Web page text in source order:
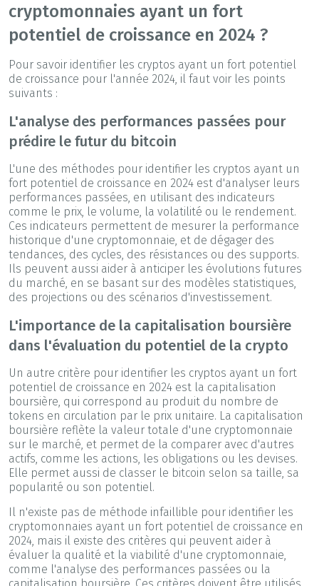
cryptomonnaies ayant un fort
potentiel de croissance en 2024 ?
Pour savoir identifier les cryptos ayant un fort potentiel
de croissance pour l'année 2024, il faut voir les points
suivants :
L'analyse des performances passées pour
prédire le futur du bitcoin
L'une des méthodes pour identifier les cryptos ayant un
fort potentiel de croissance en 2024 est d'analyser leurs
performances passées, en utilisant des indicateurs
comme le prix, le volume, la volatilité ou le rendement.
Ces indicateurs permettent de mesurer la performance
historique d'une cryptomonnaie, et de dégager des
tendances, des cycles, des résistances ou des supports.
Ils peuvent aussi aider à anticiper les évolutions futures
du marché, en se basant sur des modèles statistiques,
des projections ou des scénarios d'investissement.
L'importance de la capitalisation boursière
dans l'évaluation du potentiel de la crypto
Un autre critère pour identifier les cryptos ayant un fort
potentiel de croissance en 2024 est la capitalisation
boursière, qui correspond au produit du nombre de
tokens en circulation par le prix unitaire. La capitalisation
boursière reflète la valeur totale d'une cryptomonnaie
sur le marché, et permet de la comparer avec d'autres
actifs, comme les actions, les obligations ou les devises.
Elle permet aussi de classer le bitcoin selon sa taille, sa
popularité ou son potentiel.
Il n'existe pas de méthode infaillible pour identifier les
cryptomonnaies ayant un fort potentiel de croissance en
2024, mais il existe des critères qui peuvent aider à
évaluer la qualité et la viabilité d'une cryptomonnaie,
comme l'analyse des performances passées ou la